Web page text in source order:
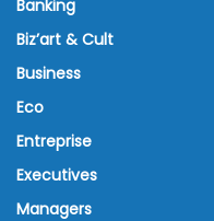
Banking
Biz’art & Cult
Business
Eco
Entreprise
Executives
Managers